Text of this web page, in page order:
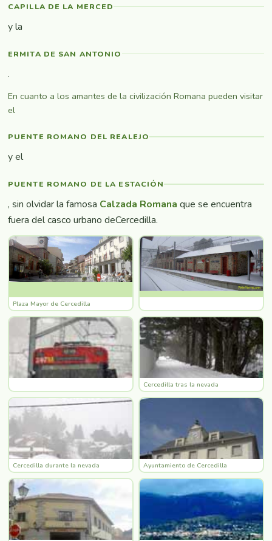
CAPILLA DE LA MERCED
y la
ERMITA DE SAN ANTONIO
.
En cuanto a los amantes de la civilización Romana pueden visitar
el
PUENTE ROMANO DEL REALEJO
y el
PUENTE ROMANO DE LA ESTACIÓN
, sin olvidar la famosa Calzada Romana que se encuentra
fuera del casco urbano deCercedilla.
Plaza Mayor de Cercedilla
Cercedilla tras la nevada
Cercedilla durante la nevada Ayuntamiento de Cercedilla